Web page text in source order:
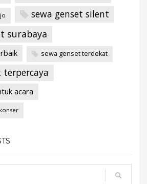
sewa genset silent
surabaya
sewa genset terdekat
terpercaya
acara